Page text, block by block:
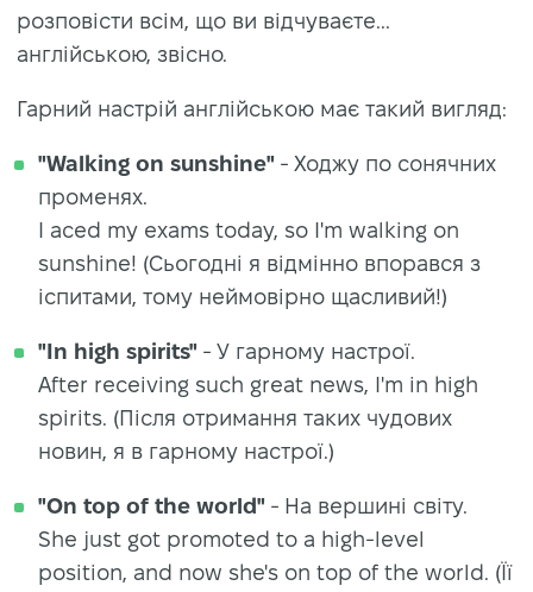
розповісти всім, що ви відчуваєте...
англійською, звісно.
Гарний настрій англійською має такий вигляд:
"Walking on sunshine" - Ходжу по сонячних
променях.
I aced my exams today, so I'm walking on
sunshine! (Сьогодні я відмінно впорався з
іспитами, тому неймовірно щасливий!)
"In high spirits" - У гарному настрої.
After receiving such great news, I'm in high
spirits. (Після отримання таких чудових
новин, я в гарному настрої.)
"On top of the world" - На вершині світу.
She just got promoted to a high-level
position, and now she's on top of the world. (Її